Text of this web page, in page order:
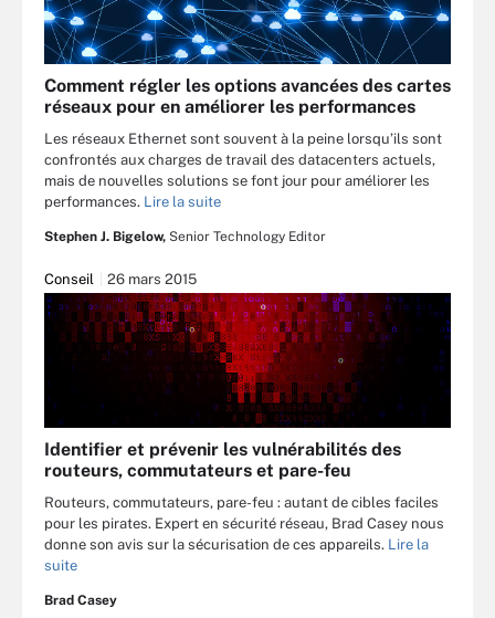
Comment régler les options avancées des cartes
réseaux pour en améliorer les performances
Les réseaux Ethernet sont souvent à la peine lorsqu’ils sont
confrontés aux charges de travail des datacenters actuels,
mais de nouvelles solutions se font jour pour améliorer les
performances. Lire la suite
Stephen J. Bigelow, Senior Technology Editor
Conseil 26 mars 2015
Identifier et prévenir les vulnérabilités des
routeurs, commutateurs et pare-feu
Routeurs, commutateurs, pare-feu : autant de cibles faciles
pour les pirates. Expert en sécurité réseau, Brad Casey nous
donne son avis sur la sécurisation de ces appareils. Lire la
suite
Brad Casey